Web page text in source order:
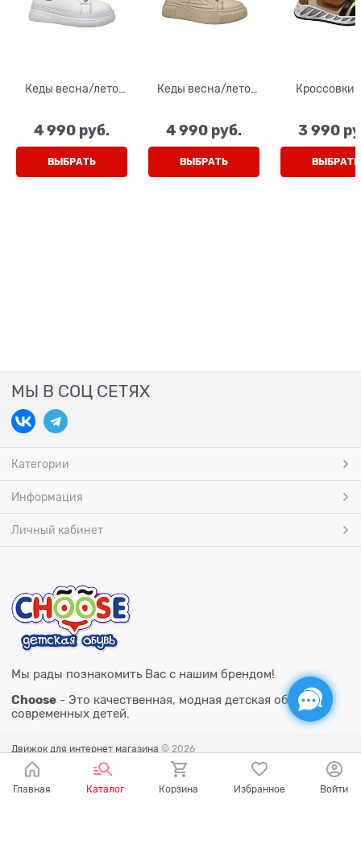
Кеды весна/лето
белый (принт
буквы), шнурки/
замок
4 990 руб.
ВЫБРАТЬ
Кеды весна/лето
бежевый, шнурки/
замок
4 990 руб.
ВЫБРАТЬ
Кроссовки
липучке
3 990
ВЫБРАТЬ
МЫ В СОЦ СЕТЯХ
Категории
Информация
Личный кабинет
Мы рады познакомить Вас с нашим брендом!
Choose - Это качественная, модная детская обувь для
современных детей.
Движок для интернет магазина © 2026
Главная Каталог Корзина Избранное Войти